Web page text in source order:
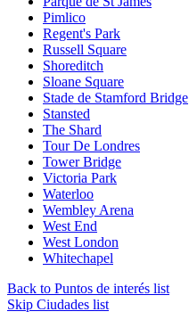
Pimlico
Regent's Park
Russell Square
Shoreditch
Sloane Square
Stade de Stamford Bridge
Stansted
The Shard
Tour De Londres
Tower Bridge
Victoria Park
Waterloo
Wembley Arena
West End
West London
Whitechapel
Back to Puntos de interés list
Skip Ciudades list